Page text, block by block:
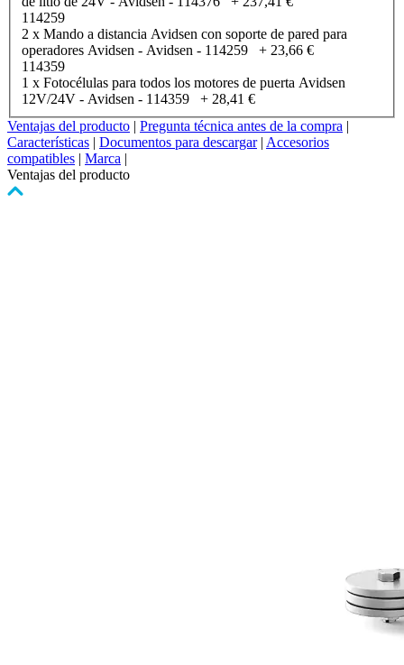
114259
2 x Mando a distancia Avidsen con soporte de pared para
operadores Avidsen - Avidsen - 114259
+ 23,66 €
114359
1 x Fotocélulas para todos los motores de puerta Avidsen
12V/24V - Avidsen - 114359
+ 28,41 €
Ventajas del producto | Pregunta técnica antes de la compra |
Características | Documentos para descargar | Accesorios
compatibles | Marca |
Ventajas del producto